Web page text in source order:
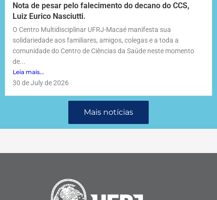
Nota de pesar pelo falecimento do decano do CCS,
Luiz Eurico Nasciutti.
O Centro Multidisciplinar UFRJ-Macaé manifesta sua
solidariedade aos familiares, amigos, colegas e a toda a
comunidade do Centro de Ciências da Saúde neste momento
de...
Leia mais...
30 de July de 2026
Mais notícias